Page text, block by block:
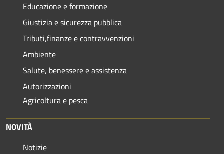
Educazione e formazione
Giustizia e sicurezza pubblica
Tributi,finanze e contravvenzioni
Ambiente
Salute, benessere e assistenza
Autorizzazioni
Agricoltura e pesca
NOVITÀ
Notizie